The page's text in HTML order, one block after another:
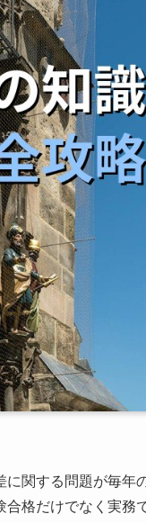
関する問題が毎年
格だけでなく実務